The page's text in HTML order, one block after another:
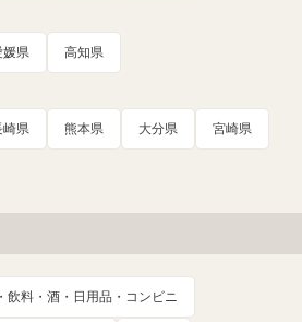
媛県 高知県
崎県 熊本県 大分県 宮崎県
飲料・酒・日用品・コンビニ